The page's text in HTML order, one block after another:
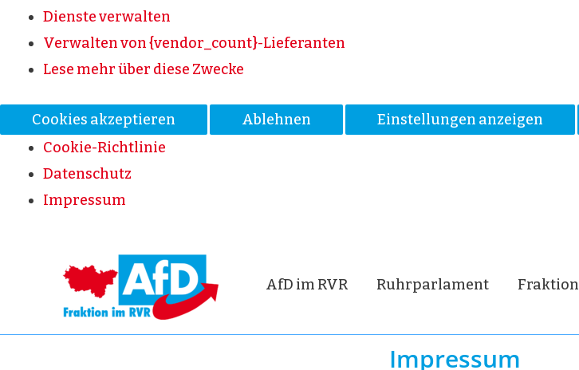
Dienste verwalten
Verwalten von {vendor_count}-Lieferanten
Lese mehr über diese Zwecke
Cookies akzeptieren Ablehnen Einstellungen anzeigen
Cookie-Richtlinie
Datenschutz
Impressum
AfD im RVR Ruhrparlament Fraktion
Impressum